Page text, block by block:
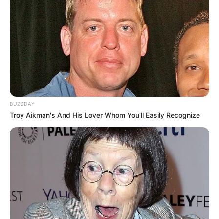
Conteúdo relacionado
Projeto Saúde Com Agente: Como saber quem são meus colegas
de turma?
[BATE PAPO] Como falar com a tutora de minha turma?
+Saúde Com Agente: Saiba como será a avaliação de notas no
AVA, em cada disciplina.
Saúde com Agente: em Itabuna agentes comunitários e de
endemias recebem kits.
de Serviços UFRGS.
+[LIVE 16/08] Primeiro acesso ao AVA CONASEMS e Portal de
Serviços UFRGS
Agentes de saúde (ACS e ACE) do Programa Saúde com Agente
Saúde com Agente: Confira todas as lives produzidas para o
Curso técnica em ACS/ACE
.
+Resumão da Live (9/8) para os Estudantes do Curso Técnico do
Saúde com Agente.
BUZZDAY
Troy Aikman's And His Lover Whom You'll Easily Recognize